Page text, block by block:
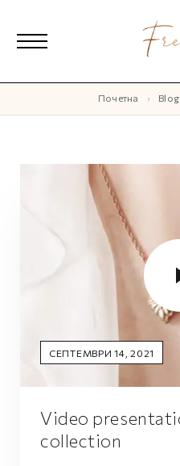
Почетна Blog
СЕПТЕМВРИ 14, 2021
Video
collection